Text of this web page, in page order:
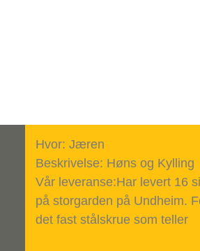
Hvor: Jæren
Beskrivelse: Høns og Kylling
Vår leveranse:Har levert 16
på storgarden på Undheim.
det fast stålskrue som teller